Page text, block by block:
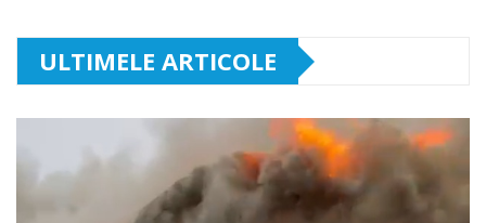
ULTIMELE ARTICOLE